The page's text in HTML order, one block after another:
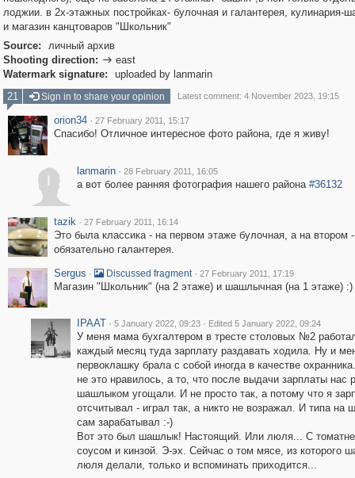
лоджии. в 2х-этажных постройках- булочная и галантерея, кулинария-
и магазин канцтоваров "Школьник"
Source:
личный архив
Shooting direction:  east
Watermark signature:
uploaded by lanmarin
21
Sign in to share your opinion Latest comment: 4 November 2023, 19:15
orion34 · 27 February 2011, 15:17
Спасибо! Отличное интересное фото района, где я живу!
lanmarin · 28 February 2011, 16:05
а вот более ранняя фотография нашего района #36132
tazik · 27 February 2011, 16:14
Это была классика - на первом этаже булочная, а на втором -
обязательно галантерея.
Sergus · Discussed fragment · 27 February 2011, 17:19
Магазин "Школьник" (на 2 этаже) и шашлычная (на 1 этаже) :)
IPAAT · 5 January 2022, 09:23 · Edited 5 January 2022, 09:24
У меня мама бухгалтером в тресте столовых №2
каждый месяц туда зарплату раздавать ходила. Ну и
первоклашку брала с собой иногда в качестве
не это нравилось, а то, что после выдачи зарплаты нас
шашлыком угощали. И не просто так, а потому что я
отсчитывал - играл так, а никто не возражал. И типа на
сам зарабатывал :-)
Вот это был шашлык! Настоящий. Или люля... С
соусом и кинзой. Э-эх. Сейчас о том мясе, из которого
люля делали, только и вспоминать приходится...